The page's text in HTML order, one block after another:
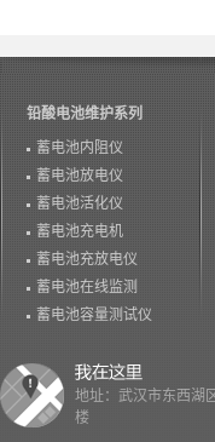
铅酸电池维护系列
蓄电池内阻仪
蓄电池放电仪
蓄电池活化仪
蓄电池充电机
蓄电池充放电仪
蓄电池在线监测
蓄电池容量测试仪
地址：武汉市东西湖
楼